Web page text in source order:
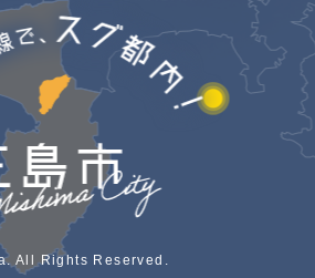
All Rights Reserved.